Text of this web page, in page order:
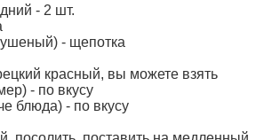
- 2 шт.
- щепотка
красный, вы можете взять
- по вкусу
блюда) - по вкусу